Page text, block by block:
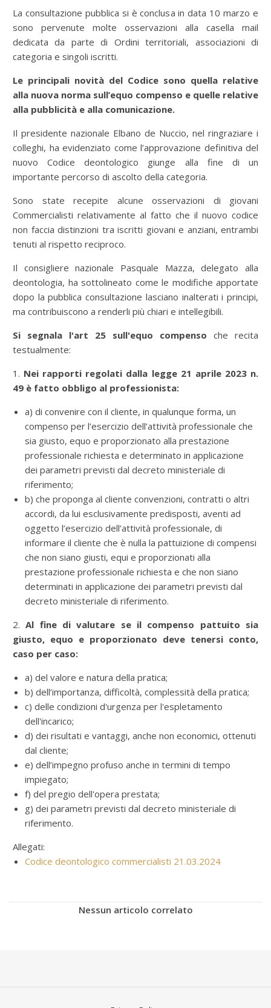
La consultazione pubblica si è conclusa in data 10 marzo e
sono pervenute molte osservazioni alla casella mail
dedicata da parte di Ordini territoriali, associazioni di
categoria e singoli iscritti.
Le principali novità del Codice sono quella relative
alla nuova norma sull’equo compenso e quelle relative
alla pubblicità e alla comunicazione.
Il presidente nazionale Elbano de Nuccio, nel ringraziare i
colleghi, ha evidenziato come l’approvazione definitiva del
nuovo Codice deontologico giunge alla fine di un
importante percorso di ascolto della categoria.
Sono state recepite alcune osservazioni di giovani
Commercialisti relativamente al fatto che il nuovo codice
non faccia distinzioni tra iscritti giovani e anziani, entrambi
tenuti al rispetto reciproco.
Il consigliere nazionale Pasquale Mazza, delegato alla
deontologia, ha sottolineato come le modifiche apportate
dopo la pubblica consultazione lasciano inalterati i principi,
ma contribuiscono a renderli più chiari e intellegibili.
Si segnala l'art 25 sull'equo compenso che recita
testualmente:
1. Nei rapporti regolati dalla legge 21 aprile 2023 n.
49 è fatto obbligo al professionista:
a) di convenire con il cliente, in qualunque forma, un
compenso per l’esercizio dell’attività professionale che
sia giusto, equo e proporzionato alla prestazione
professionale richiesta e determinato in applicazione
dei parametri previsti dal decreto ministeriale di
riferimento;
b) che proponga al cliente convenzioni, contratti o altri
accordi, da lui esclusivamente predisposti, aventi ad
oggetto l’esercizio dell’attività professionale, di
informare il cliente che è nulla la pattuizione di compensi
che non siano giusti, equi e proporzionati alla
prestazione professionale richiesta e che non siano
determinati in applicazione dei parametri previsti dal
decreto ministeriale di riferimento.
2.Al fine di valutare se il compenso pattuito sia
giusto, equo e proporzionato deve tenersi conto,
caso per caso:
a) del valore e natura della pratica;
b) dell’importanza, difficoltà, complessità della pratica;
c) delle condizioni d'urgenza per l'espletamento
dell'incarico;
d) dei risultati e vantaggi, anche non economici, ottenuti
dal cliente;
e) dell’impegno profuso anche in termini di tempo
impiegato;
f) del pregio dell'opera prestata;
g) dei parametri previsti dal decreto ministeriale di
riferimento.
Allegati:
Codice deontologico commercialisti 21.03.2024
Nessun articolo correlato